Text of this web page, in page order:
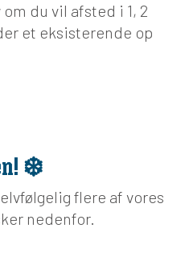
du vil afsted i 1, 2
et eksisterende op
❄️
flere af vores
nedenfor.